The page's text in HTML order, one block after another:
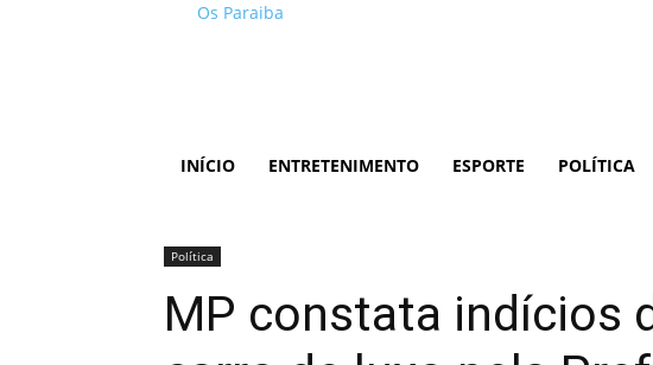
Os Paraiba
INÍCIO ENTRETENIMENTO ESPORTE POLÍTICA
Política
MP constata indícios